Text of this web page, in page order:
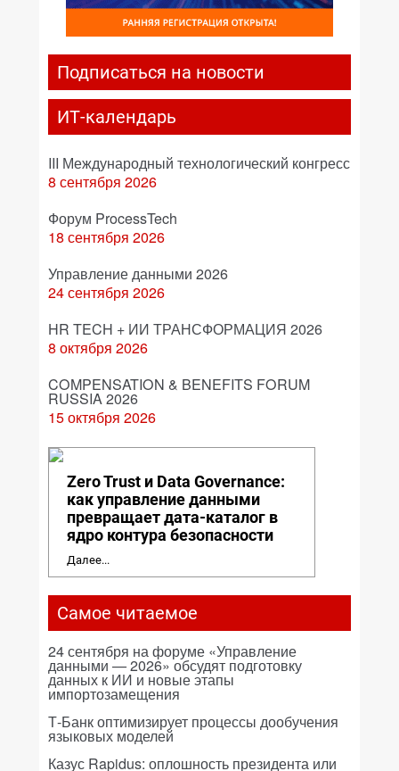
Подписаться на новости
ИТ-календарь
III Международный технологический конгресс
8 сентября 2026
Форум ProcessTech
18 сентября 2026
Управление данными 2026
24 сентября 2026
HR TECH + ИИ ТРАНСФОРМАЦИЯ 2026
8 октября 2026
COMPENSATION & BENEFITS FORUM
RUSSIA 2026
15 октября 2026
Zero Trust и Data Governance:
как управление данными
превращает дата-каталог в
ядро контура безопасности
Далее...
Самое читаемое
24 сентября на форуме «Управление
данными — 2026» обсудят подготовку
данных к ИИ и новые этапы
импортозамещения
Т-Банк оптимизирует процессы дообучения
языковых моделей
Казус Rapidus: оплошность президента или